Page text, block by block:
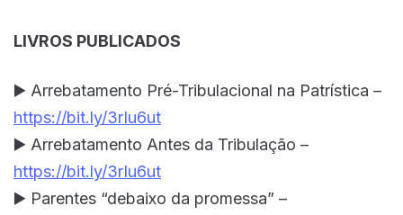
LIVROS PUBLICADOS
▶️ Arrebatamento Pré-Tribulacional na Patrística –
https://bit.ly/3rIu6ut
▶️ Arrebatamento Antes da Tribulação –
https://bit.ly/3rIu6ut
▶️ Parentes “debaixo da promessa” –